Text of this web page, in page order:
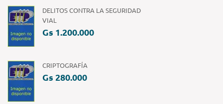
DELITOS CONTRA LA SEGURIDAD
VIAL
Gs 1.200.000
CRIPTOGRAFÍA
Gs 280.000